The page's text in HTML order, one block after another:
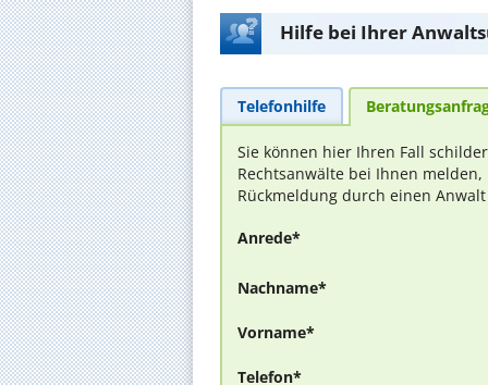
Hilfe bei Ihrer
Telefonhilfe
Sie können hier Ihren Fall
Rechtsanwälte bei Ihnen
Rückmeldung durch einen
Anrede*
Nachname*
Vorname*
Telefon*